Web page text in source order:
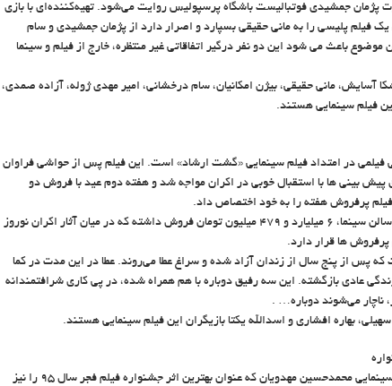
پژمان جمشیدی فوتبالیست باشگاه پرسپولیس روایت می‌شود. تهیه‌کننده‌ای با بازی
فیلم پلیسی را به مانی حقیقی بسپارد و اصرار دارد از پژمان جمشیدی و سام
باعث می شود این دو نفر درگیر اتفاقاتی غیر منتظره، خارج از فیلم و سینما
آسایش، مانی حقیقی، بیژن امکانیان، سام درخشانی، امیر مهدی ژوله، آزاده صمدی،
فیلم سینمایی هستند.
فیلمی در امتداد فیلم سینمایی «گشت ارشاد» است. این فیلم پس از حواشی فراوان
پیش بینی ها با استقبال خوبی در اکران مواجه شد و هفته دوم عید با فروش دو
این فیلم در مجموع با اکران در ۱۵۵ سالن سینما، ۶ میلیارد و ۴۷۹ میلیون تومان فروش داشته که در میان آثار اکران نوروز
ها قرار دارد.
که پس از پنج سال از زندان آزاد شده و سراغ عطا می‌روند. عطا در این مدت در کما
عادی بازگشته. این سه رفیق دوباره با هم همراه شده، در پی کاری شرافتمندانه
ناچار می‌شوند دوباره… .
بهاره افشاری و اسدالله یکتا بازیگران این فیلم سینمایی هستند.
«ماجرای نیمروز» دومین ساخته بلند سینمایی محمدحسین مهدویان که عنوان بهترین اثر جشنواره فیلم فجر سال ۹۵ را نیز